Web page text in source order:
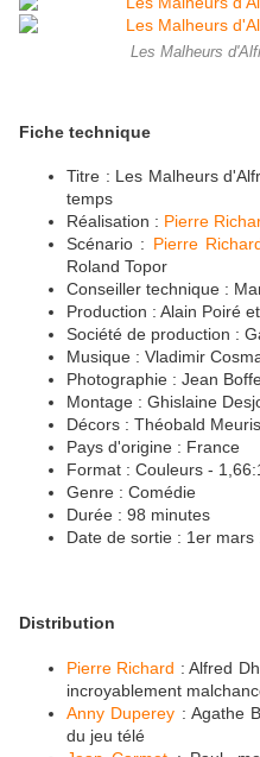
Les Malheurs
Fiche technique
Titre : Les Malheurs
temps
Réalisation : Pierre
Scénario : Pierre
Roland Topor
Conseiller technique :
Production : Alain Poiré et
Société de production :
Musique : Vladimir
Photographie : Jean
Montage : Ghislaine
Décors : Théobald
Pays d'origine : France
Format : Couleurs -
Genre : Comédie
Durée : 98 minutes
Date de sortie : 1er mars
Distribution
Pierre Richard : Alfred
incroyablement
Anny Duperey : Agathe
du jeu télé